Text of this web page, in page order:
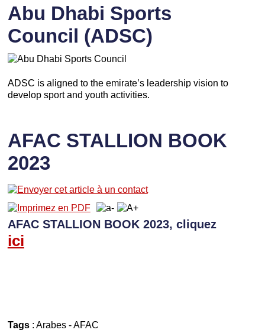
Abu Dhabi Sports
Council (ADSC)
ADSC is aligned to the emirate’s leadership vision to
develop sport and youth activities.
AFAC STALLION BOOK
2023
AFAC STALLION BOOK 2023, cliquez
ici
Tags: Arabes-AFAC